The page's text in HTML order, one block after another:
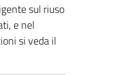
sul riuso
e nel
si veda il